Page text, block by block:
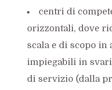
centri di
orizzontali, dove
scala e di scopo in
impiegabili in
di servizio (dalla